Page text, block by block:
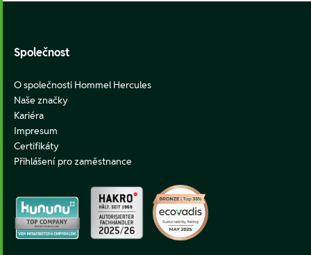
Společnost
O společnosti Hommel Hercules
Naše značky
Kariéra
Impresum
Certifikáty
Přihlášení pro zaměstnance